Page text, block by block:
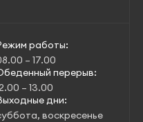
работы:
– 17.00
перерыв:
– 13.00
дни:
воскресенье